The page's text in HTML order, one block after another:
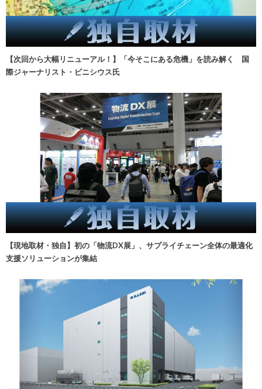
【次回から大幅リニューアル！】「今そこにある危機」を読み解く 国
際ジャーナリスト・ビニシウス氏
【現地取材・独自】初の「物流DX展」、サプライチェーン全体の最適化
支援ソリューションが集結